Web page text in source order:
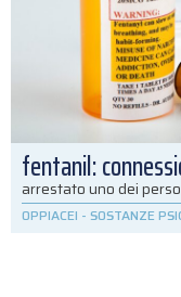
fentanil:
arrestato uno dei
OPPIACEI - SOSTANZE